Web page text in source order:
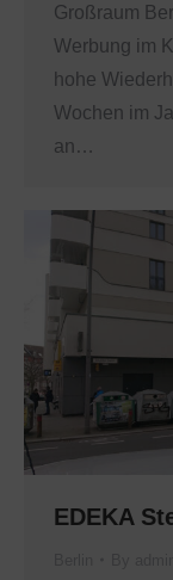
Großraum
Werbung im
hohe
Wochen im
an…
EDEKA